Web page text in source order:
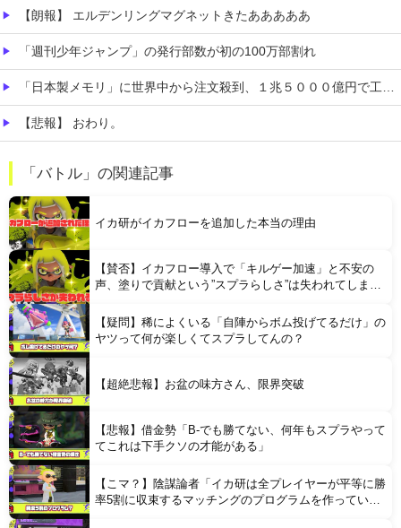
【朗報】 エルデンリングマグネットきたあああああ
「週刊少年ジャンプ」の発行部数が初の100万部割れ
「日本製メモリ」に世界中から注文殺到、１兆５０００億円で工場増築へ
【悲報】 おわり。
【画像】 日本さん、避難所が各国と比べて優秀過ぎると話題に
Powered by livedoor 相互RSS
「バトル」の関連記事
イカ研がイカフローを追加した本当の理由
【賛否】イカフロー導入で「キルゲー加速」と不安の
声、塗りで貢献という”スプラらしさ”は失われてしまう
【疑問】稀によくいる「自陣からボム投げてるだけ」の
ヤツって何が楽しくてスプラしてんの？
【超絶悲報】お盆の味方さん、限界突破
【悲報】借金勢「B-でも勝てない、何年もスプラやって
てこれは下手クソの才能がある」
【こマ？】陰謀論者「イカ研は全プレイヤーが平等に勝
率5割に収束するマッチングのプログラムを作ってい